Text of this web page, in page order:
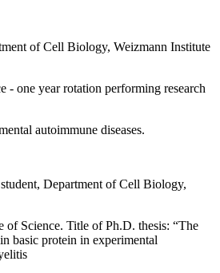
Biology, Weizmann Institute
rotation performing research
diseases.
Department of Cell Biology,
Title of Ph.D. thesis: “The
basic protein in experimental